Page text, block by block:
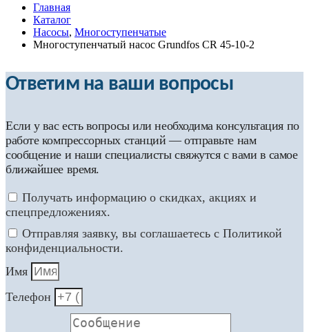
Главная
Каталог
Насосы, Многоступенчатые
Многоступенчатый насос Grundfos CR 45-10-2
Ответим на ваши вопросы
Если у вас есть вопросы или необходима консультация по
работе компрессорных станций — отправьте нам
сообщение и наши специалисты свяжутся с вами в самое
ближайшее время.
Получать информацию о скидках, акциях и
спецпредложениях.
Отправляя заявку, вы соглашаетесь с Политикой
конфиденциальности.
Имя
Телефон